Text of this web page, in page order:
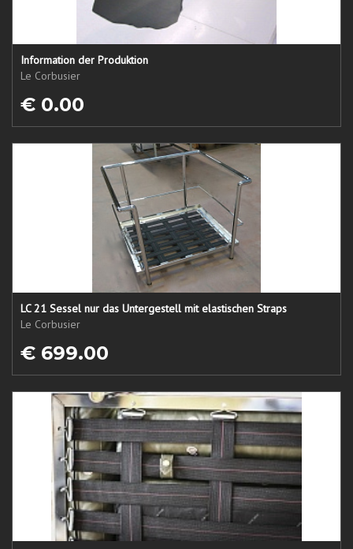
Information der Produktion
Le Corbusier
€ 0.00
LC 21 Sessel nur das Untergestell mit elastischen Straps
Le Corbusier
€ 699.00